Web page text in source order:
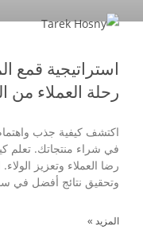
رحلة العملاء من
اكتشف كيفية جذب واهتمام
في شراء منتجاتك. تعلم
رضا العملاء وتعزيز
وتحقيق نتائج أفضل في
المزيد »